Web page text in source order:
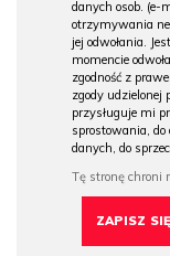
danych osob. (e-
otrzymywania
jej odwołania.
momencie
zgodność z
zgody udzielonej
przysługuje mi
sprostowania,
danych, do